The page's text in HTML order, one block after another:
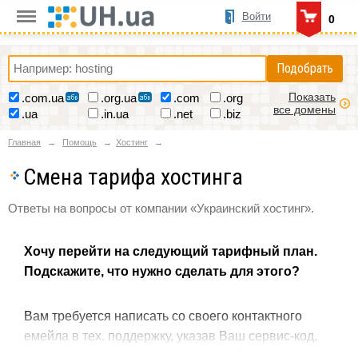
0
Войти
Подобрать
.com.ua .org.ua .com
.org
.ua
.in.ua .net .biz
Показать
все домены
Главная Помощь Хостинг
Смена тарифа хостинга
Ответы на вопросы от компании «Украинский хостинг».
Хочу перейти на следующий тарифный план.
Подскажите, что нужно сделать для этого?
Вам требуется написать со своего контактного
емейла в тех. поддержку, указав Ваш сервис-код,